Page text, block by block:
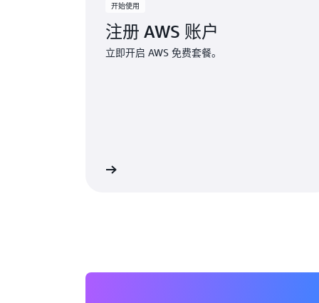
开始使用
注册 AWS 账户
立即开启 AWS 免费套餐。